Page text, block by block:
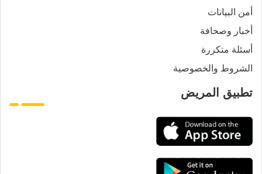
أمن البيانات
أخبار وصحافة
أسئلة متكررة
الشروط والخصوصية
تطبيق المريض